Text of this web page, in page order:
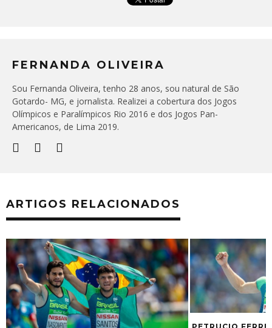
FERNANDA OLIVEIRA
Sou Fernanda Oliveira, tenho 28 anos, sou natural de São
Gotardo- MG, e jornalista. Realizei a cobertura dos Jogos
Olímpicos e Paralímpicos Rio 2016 e dos Jogos Pan-
Americanos, de Lima 2019.
ARTIGOS RELACIONADOS